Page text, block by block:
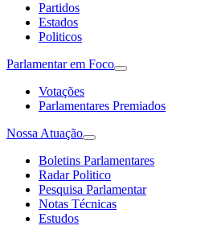
Partidos
Estados
Politicos
Parlamentar em Foco
Votações
Parlamentares Premiados
Nossa Atuação
Boletins Parlamentares
Radar Politico
Pesquisa Parlamentar
Notas Técnicas
Estudos